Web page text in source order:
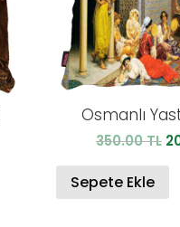
Osmanlı
350.00TL
Sepete Ekle